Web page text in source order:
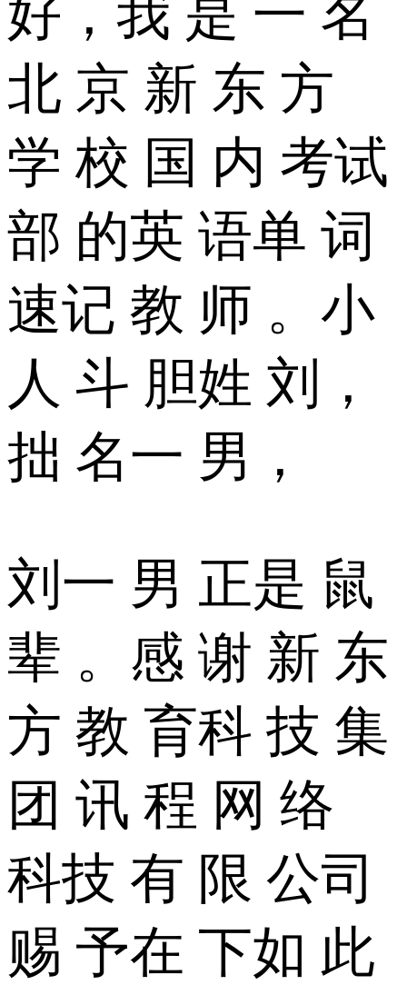
好，我 是 一 名
北 京 新 东 方
学 校 国 内 考试
部 的英 语单 词
速记 教 师 。小
人 斗 胆姓 刘，
拙 名一 男，
刘一 男 正是 鼠
辈 。感 谢 新 东
方 教 育科 技 集
团 讯 程 网 络
科技 有 限 公司
赐 予在 下如 此